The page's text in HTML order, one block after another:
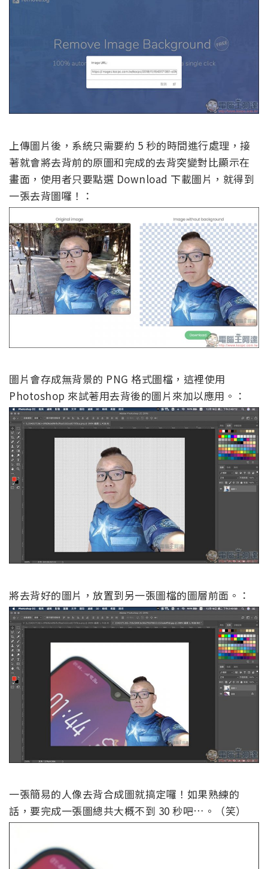
上傳圖片後，系統只需要約 5 秒的時間進行處理，接
著就會將去背前的原圖和完成的去背突變對比顯示在
畫面，使用者只要點選 Download 下載圖片，就得到
一張去背圖囉！：
圖片會存成無背景的 PNG 格式圖檔，這裡使用
Photoshop 來試著用去背後的圖片來加以應用。：
將去背好的圖片，放置到另一張圖檔的圖層前面。：
一張簡易的人像去背合成圖就搞定囉！如果熟練的
話，要完成一張圖總共大概不到 30 秒吧…。（笑）